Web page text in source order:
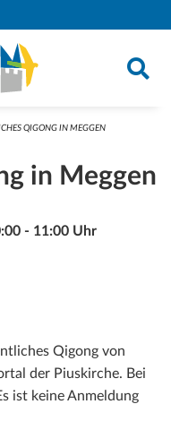
QIGONG IN MEGGEN
in Meggen
- 11:00 Uhr
Qigong von
der Piuskirche. Bei
ist keine Anmeldung